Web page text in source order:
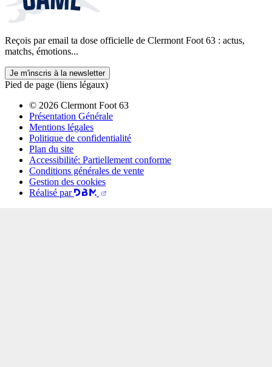
Reçois par email ta dose officielle de Clermont Foot 63 : actus,
matchs, émotions...
Je m'inscris à la newsletter
Pied de page (liens légaux)
© 2026 Clermont Foot 63
Présentation Générale
Mentions légales
Politique de confidentialité
Plan du site
Accessibilité: Partiellement conforme
Conditions générales de vente
Gestion des cookies
Réalisé par